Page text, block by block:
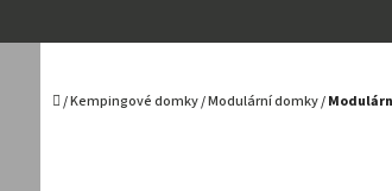
Domů
/Kempingové domky/Modulární domky/